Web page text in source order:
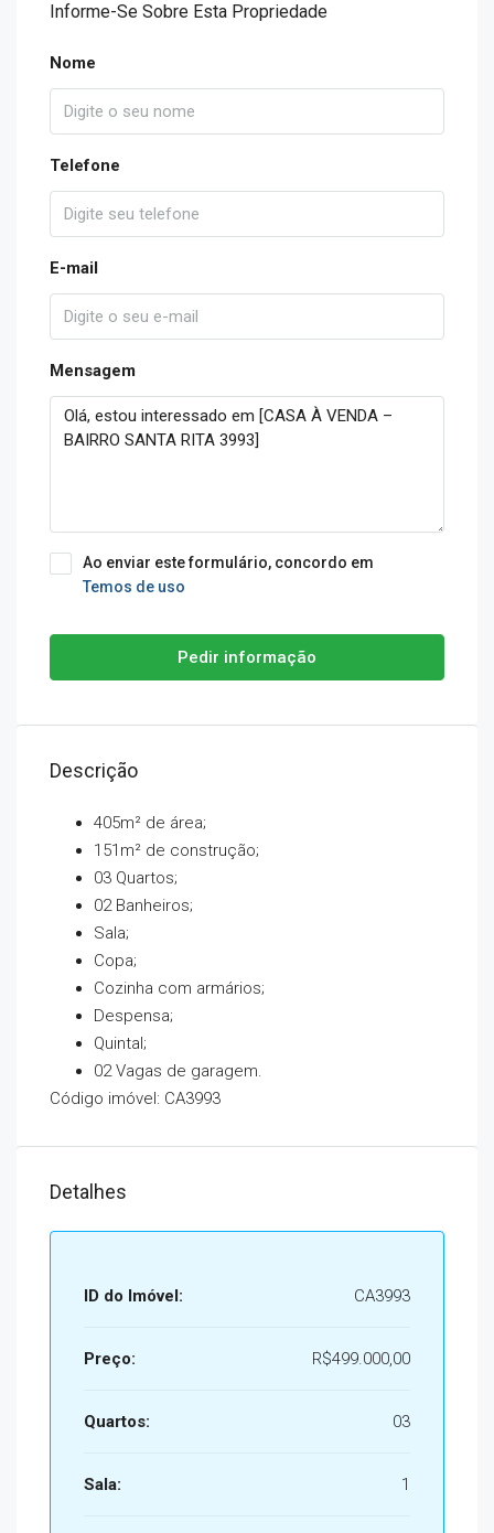
Informe-Se Sobre Esta Propriedade
Nome
Telefone
E-mail
Mensagem
Ao enviar este formulário, concordo em
Temos de uso
Pedir informação
Descrição
405m² de área;
151m² de construção;
03 Quartos;
02 Banheiros;
Sala;
Copa;
Cozinha com armários;
Despensa;
Quintal;
02 Vagas de garagem.
Código imóvel: CA3993
Detalhes
ID do Imóvel: CA3993
Preço: R$499.000,00
Quartos: 03
Sala: 1